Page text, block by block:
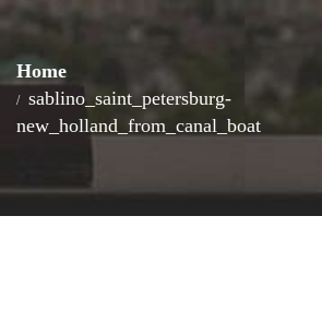
Home
sablino_saint_petersburg-
new_holland_from_canal_boat